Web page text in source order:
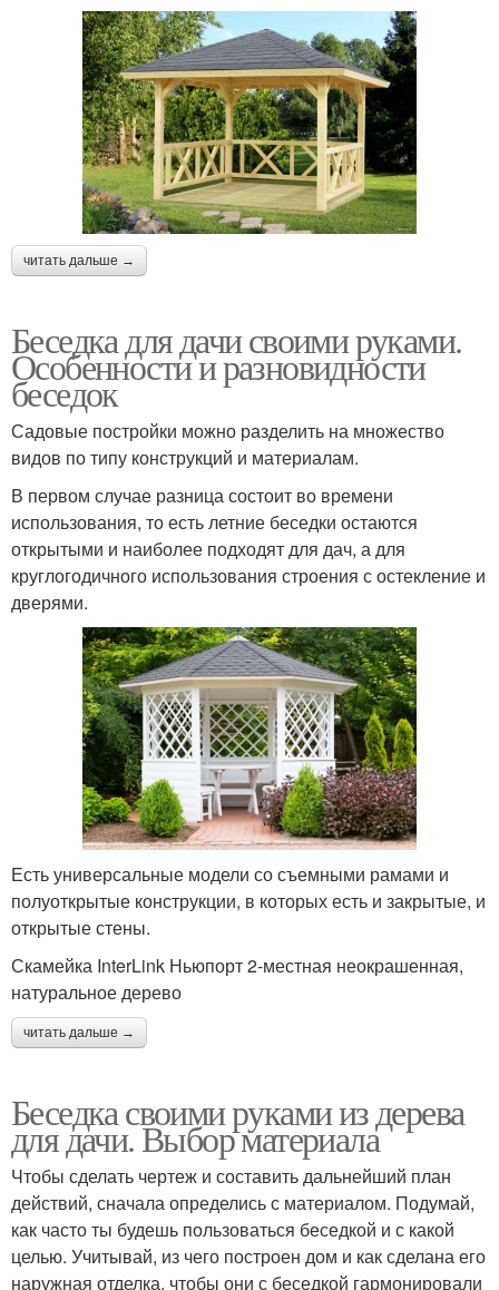
читать дальше →
Беседка для дачи своими руками.
Особенности и разновидности
беседок
Садовые постройки можно разделить на множество
видов по типу конструкций и материалам.
В первом случае разница состоит во времени
использования, то есть летние беседки остаются
открытыми и наиболее подходят для дач, а для
круглогодичного использования строения с остекление и
дверями.
Есть универсальные модели со съемными рамами и
полуоткрытые конструкции, в которых есть и закрытые, и
открытые стены.
Скамейка InterLink Ньюпорт 2-местная неокрашенная,
натуральное дерево
читать дальше →
Беседка своими руками из дерева
для дачи. Выбор материала
Чтобы сделать чертеж и составить дальнейший план
действий, сначала определись с материалом. Подумай,
как часто ты будешь пользоваться беседкой и с какой
целью. Учитывай, из чего построен дом и как сделана его
наружная отделка, чтобы они с беседкой гармонировали